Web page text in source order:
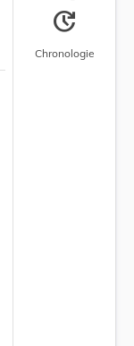
update
Chronologie